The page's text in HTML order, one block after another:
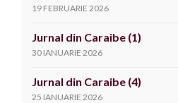
19 FEBRUARIE 2026
Jurnal din Caraibe (1)
30 IANUARIE 2026
Jurnal din Caraibe (4)
25 IANUARIE 2026